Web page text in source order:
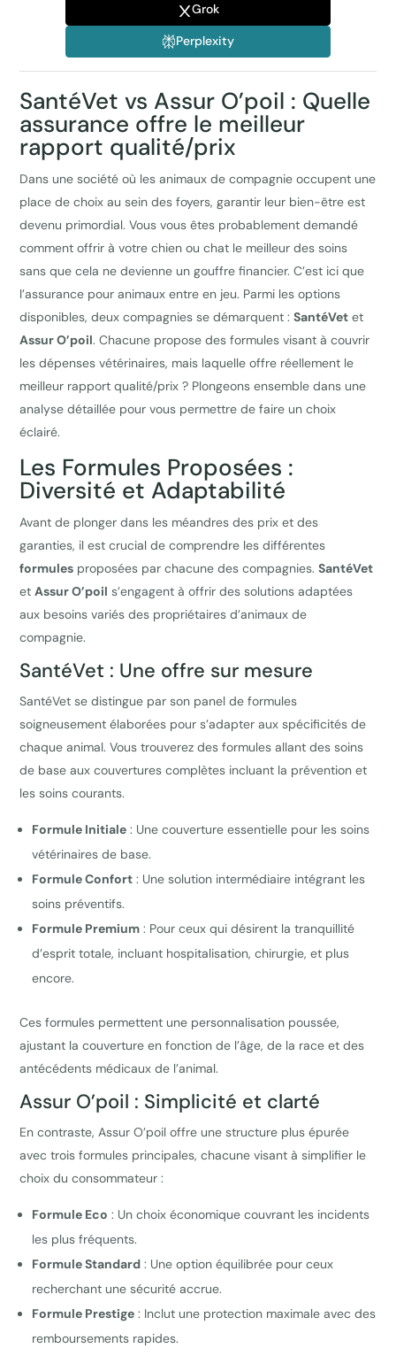
Grok
Perplexity
SantéVet vs Assur O’poil : Quelle
assurance offre le meilleur
rapport qualité/prix
Dans une société où les animaux de compagnie occupent une
place de choix au sein des foyers, garantir leur bien-être est
devenu primordial. Vous vous êtes probablement demandé
comment offrir à votre chien ou chat le meilleur des soins
sans que cela ne devienne un gouffre financier. C’est ici que
l’assurance pour animaux entre en jeu. Parmi les options
disponibles, deux compagnies se démarquent :SantéVet et
Assur O’poil. Chacune propose des formules visant à couvrir
les dépenses vétérinaires, mais laquelle offre réellement le
meilleur rapport qualité/prix ? Plongeons ensemble dans une
analyse détaillée pour vous permettre de faire un choix
éclairé.
Les Formules Proposées :
Diversité et Adaptabilité
Avant de plonger dans les méandres des prix et des
garanties, il est crucial de comprendre les différentes
formules proposées par chacune des compagnies.SantéVet
etAssur O’poil s’engagent à offrir des solutions adaptées
aux besoins variés des propriétaires d’animaux de
compagnie.
SantéVet : Une offre sur mesure
SantéVet se distingue par son panel de formules
soigneusement élaborées pour s’adapter aux spécificités de
chaque animal. Vous trouverez des formules allant des soins
de base aux couvertures complètes incluant la prévention et
les soins courants.
Formule Initiale : Une couverture essentielle pour les soins
vétérinaires de base.
Formule Confort : Une solution intermédiaire intégrant les
soins préventifs.
Formule Premium : Pour ceux qui désirent la tranquillité
d’esprit totale, incluant hospitalisation, chirurgie, et plus
encore.
Ces formules permettent une personnalisation poussée,
ajustant la couverture en fonction de l’âge, de la race et des
antécédents médicaux de l’animal.
Assur O’poil : Simplicité et clarté
En contraste, Assur O’poil offre une structure plus épurée
avec trois formules principales, chacune visant à simplifier le
choix du consommateur :
Formule Eco : Un choix économique couvrant les incidents
les plus fréquents.
Formule Standard : Une option équilibrée pour ceux
recherchant une sécurité accrue.
Formule Prestige : Inclut une protection maximale avec des
remboursements rapides.